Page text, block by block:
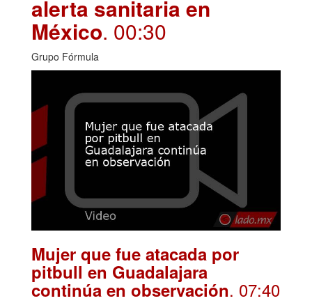
alerta sanitaria en
México. 00:30
Grupo Fórmula
Mujer que fue atacada por
pitbull en Guadalajara
continúa en observación. 07:40